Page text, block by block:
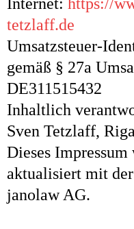
tetzlaff.de
Umsatzsteuer-
gemäß § 27a
DE311515432
Inhaltlich
Sven Tetzlaff,
Dieses
aktualisiert mit
janolaw AG.